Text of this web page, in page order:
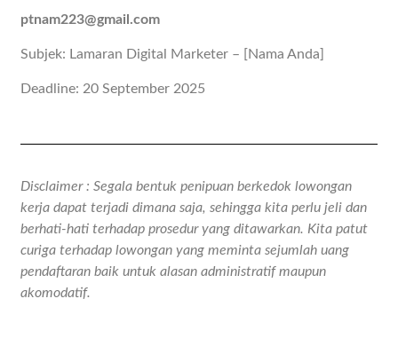
ptnam223@gmail.com
Subjek: Lamaran Digital Marketer – [Nama Anda]
Deadline: 20 September 2025
Disclaimer : Segala bentuk penipuan berkedok lowongan
kerja dapat terjadi dimana saja, sehingga kita perlu jeli dan
berhati-hati terhadap prosedur yang ditawarkan. Kita patut
curiga terhadap lowongan yang meminta sejumlah uang
pendaftaran baik untuk alasan administratif maupun
akomodatif.